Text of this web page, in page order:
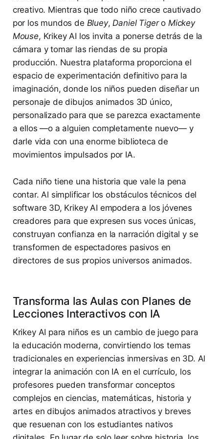
creativo. Mientras que todo niño crece cautivado
por los mundos de Bluey,Daniel Tigero Mickey
Mouse, Krikey AI los invita a ponerse detrás de la
cámara y tomar las riendas de su propia
producción. Nuestra plataforma proporciona el
espacio de experimentación definitivo para la
imaginación, donde los niños pueden diseñar un
personaje de dibujos animados 3D único,
personalizado para que se parezca exactamente
a ellos —o a alguien completamente nuevo— y
darle vida con una enorme biblioteca de
movimientos impulsados por IA.
Cada niño tiene una historia que vale la pena
contar. Al simplificar los obstáculos técnicos del
software 3D, Krikey AI empodera a los jóvenes
creadores para que expresen sus voces únicas,
construyan confianza en la narración digital y se
transformen de espectadores pasivos en
directores de sus propios universos animados.
Transforma las Aulas con Planes de
Lecciones Interactivos con IA
Krikey AI para niños es un cambio de juego para
la educación moderna, convirtiendo los temas
tradicionales en experiencias inmersivas en 3D. Al
integrar la animación con IA en el currículo, los
profesores pueden transformar conceptos
complejos en ciencias, matemáticas, historia y
artes en dibujos animados atractivos y breves
que resuenan con los estudiantes nativos